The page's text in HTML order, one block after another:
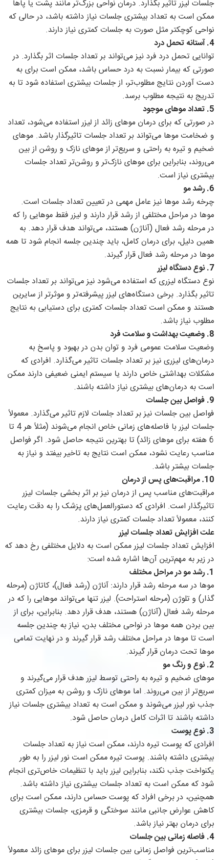
جلسات لیزر تاثیر بگذارد. درمان نواحی بزرگ‌تر مانند پشت یا پاها
ممکن است به تعداد بیشتری جلسات نیاز داشته باشد، در حالی که
نواحی کوچکتر مثل صورت به جلسات کمتری نیاز دارند.
4. آستانه تحمل درد
توانایی تحمل درد فرد نیز می‌تواند بر تعداد جلسات اثر بگذارد. در
صورتی که بیمار نسبت به درد حساس باشد، ممکن است برای به
دست آوردن نتایج مطلوب‌تر، از جلسات بیشتری استفاده شود تا به
تدریج به نتیجه مطلوب برسد.
5. تعداد موهای موجود
در صورتی که برای درمان موهای زائد از لیزر استفاده می‌شود، تعداد
و ضخامت موها می‌تواند بر تعداد جلسات تاثیرگذار باشد. موهای
ضخیم و تیره به راحتی و سریع‌تر از موهای نازک و روشن از بین
می‌روند، بنابراین برای موهای نازک‌تر و روشن‌تر تعداد جلسات
بیشتری نیاز است.
6. رشد مو
چرخه رشد موها نیز عامل مهمی در تعیین تعداد جلسات است.
موها در مراحل مختلفی از رشد قرار دارند و لیزر فقط موهایی را که
در مرحله رشد فعال (آناژن) هستند، می‌تواند هدف قرار دهد. به
همین دلیل، برای درمان کامل، باید چندین جلسه انجام شود تا همه
موها در مرحله رشد فعال قرار گیرند.
7. نوع دستگاه لیزر
نوع دستگاه لیزری که استفاده می‌شود نیز می‌تواند بر تعداد جلسات
تاثیر بگذارد. برخی دستگاه‌های لیزر پیشرفته‌تر و موثرتر از سایرین
هستند و ممکن است تعداد جلسات کمتری برای دستیابی به نتایج
مطلوب نیاز باشد.
8. وضعیت بهداشت و سلامت فرد
وضعیت سلامت عمومی فرد و توان بدن در بهبود و پاسخ به
درمان‌های لیزری نیز بر تعداد جلسات تاثیر می‌گذارد. افرادی که
مشکلات بهداشتی خاص دارند یا سیستم ایمنی ضعیفی دارند ممکن
است به درمان‌های بیشتری نیاز داشته باشند.
9. فواصل بین جلسات
فواصل بین جلسات نیز بر تعداد جلسات لازم تاثیر می‌گذارد. معمولاً
جلسات لیزر با فاصله‌های زمانی خاص انجام می‌شوند (مثلاً هر 4 تا
6 هفته برای موهای زائد) تا بهترین نتیجه حاصل شود. اگر فواصل
مناسب رعایت نشود، ممکن است نتایج به تاخیر بیفتد و نیاز به
جلسات بیشتر باشد.
10. مراقبت‌های پس از درمان
مراقبت‌های مناسب پس از درمان نیز بر اثر بخشی جلسات لیزر
تاثیرگذار است. افرادی که دستورالعمل‌های پزشک را به دقت رعایت
کنند، معمولاً تعداد جلسات کمتری نیاز دارند.
علت افزایش تعداد جلسات لیزر
افزایش تعداد جلسات لیزر ممکن است به دلایل مختلفی رخ دهد که
در زیر به مهم‌ترین آن‌ها اشاره شده است:
1. رشد مو در مراحل مختلف
موها در سه مرحله رشد قرار دارند: آناژن (رشد فعال)، کاتاژن (مرحله
گذار) و تلوژن (مرحله استراحت). لیزر تنها می‌تواند موهایی را که در
مرحله رشد فعال (آناژن) هستند، هدف قرار دهد. بنابراین، برای از
بین بردن همه موها در نواحی مختلف بدن، نیاز به چندین جلسه
است تا موها در مراحل مختلف رشد قرار گیرند و در نهایت تمامی
موها تحت درمان قرار گیرند.
2. نوع و رنگ مو
موهای ضخیم و تیره به راحتی توسط لیزر هدف قرار می‌گیرند و
سریع‌تر از بین می‌روند. اما موهای نازک و روشن به میزان کمتری
جذب نور لیزر می‌شوند و ممکن است به تعداد بیشتری جلسات نیاز
داشته باشند تا اثرات کامل درمان حاصل شود.
3. نوع پوست
افرادی که پوست تیره دارند، ممکن است نیاز به تعداد جلسات
بیشتری داشته باشند. پوست تیره ممکن است نور لیزر را به طور
یکنواخت جذب نکند، بنابراین لیزر باید با تنظیمات خاص‌تری انجام
شود که ممکن است به تعداد جلسات بیشتری نیاز داشته باشد.
همچنین، در برخی افراد که پوست حساس دارند، ممکن است برای
کاهش عوارض جانبی مانند سوختگی و قرمزی، جلسات بیشتری
برای درمان بهتر نیاز باشد.
4. فاصله زمانی بین جلسات
مناسب‌ترین فواصل زمانی بین جلسات لیزر برای موهای زائد معمولاً